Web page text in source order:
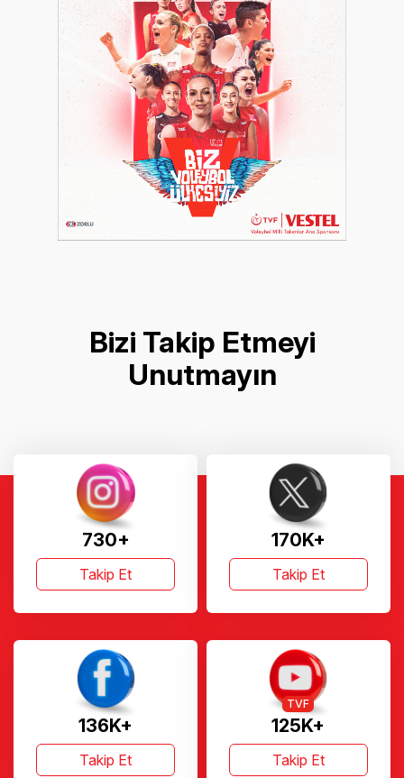
Bizi Takip Etmeyi
Unutmayın
730+
Takip Et
170K+
Takip Et
136K+
Takip Et
125K+
TVF
Takip Et